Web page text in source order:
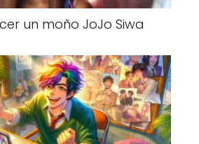
un moño JoJo Siwa